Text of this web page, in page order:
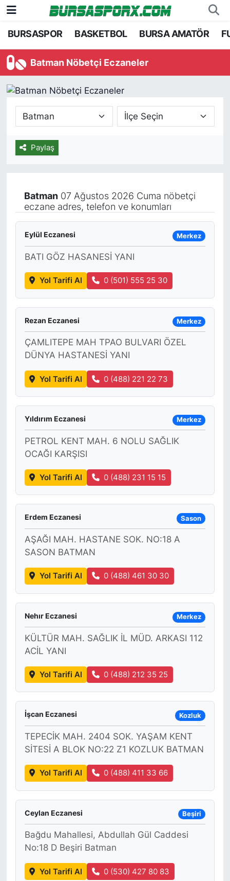
BURSASPOR BASKETBOL BURSA AMATÖR
Batman Nöbetçi Eczaneler
Paylaş
Batman07 Ağustos 2026 Cuma nöbetçi
eczane adres, telefon ve konumları
Eylül Eczanesi Merkez
BATI GÖZ HASANESİ YANI
Yol Tarifi Al 0 (501) 555 25 30
Rezan Eczanesi Merkez
ÇAMLITEPE MAH TPAO BULVARI ÖZEL
DÜNYA HASTANESİ YANI
Yol Tarifi Al 0 (488) 221 22 73
Yıldırım Eczanesi Merkez
PETROL KENT MAH. 6 NOLU SAĞLIK
OCAĞI KARŞISI
Yol Tarifi Al 0 (488) 231 15 15
Erdem Eczanesi Sason
AŞAĞI MAH. HASTANE SOK. NO:18 A
SASON BATMAN
Yol Tarifi Al 0 (488) 461 30 30
Nehır Eczanesi Merkez
KÜLTÜR MAH. SAĞLIK İL MÜD. ARKASI 112
ACİL YANI
Yol Tarifi Al 0 (488) 212 35 25
İşcan Eczanesi Kozluk
TEPECİK MAH. 2404 SOK. YAŞAM KENT
SİTESİ A BLOK NO:22 Z1 KOZLUK BATMAN
Yol Tarifi Al 0 (488) 411 33 66
Ceylan Eczanesi Beşiri
Bağdu Mahallesi, Abdullah Gül Caddesi
No:18 D Beşiri Batman
Yol Tarifi Al 0 (530) 427 80 83
Bursaspor
Futbol
Basketbol
Bursa Amatör
Hentbol
Genel
Bursa Nöbetçi Eczaneler
Bursa Hava Durumu
Bursa Namaz Vakitleri
Bursa Trafik Yoğunluk Haritası
TFF 1.Lig Puan Durumu ve Fikstür
Son Dakika Haberleri
Haber Arşivi